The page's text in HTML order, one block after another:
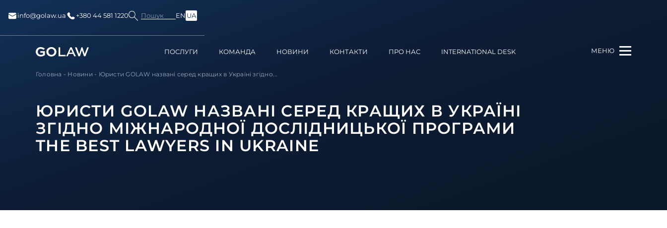
info@golaw.ua +380 44 581 1220 Пошук EN UA
ПОСЛУГИ КОМАНДА НОВИНИ КОНТАКТИ ПРО НАС INTERNATIONAL DESK МЕНЮ
Головна - Новини - Юристи GOLAW названі серед кращих в Україні згідно...
ЮРИСТИ GOLAW НАЗВАНІ СЕРЕД КРАЩИХ В УКРАЇНІ
ЗГІДНО МІЖНАРОДНОЇ ДОСЛІДНИЦЬКОЇ ПРОГРАМИ
THE BEST LAWYERS IN UKRAINE